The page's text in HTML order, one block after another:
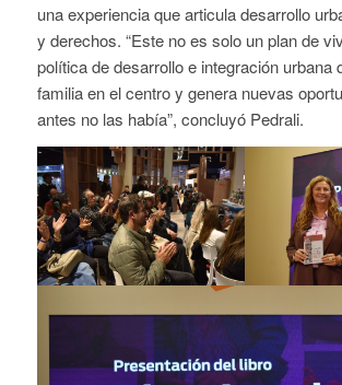
una experiencia que articula desarrollo
y derechos. “Este no es solo un plan de
política de desarrollo e integración urbana
familia en el centro y genera nuevas
antes no las había”, concluyó Pedrali.